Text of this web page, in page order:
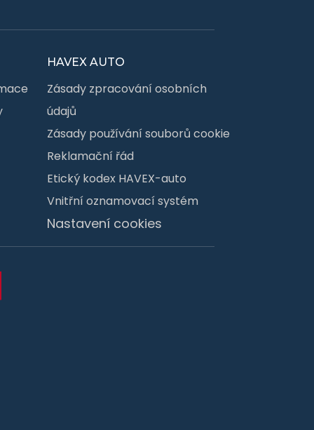
HAVEX AUTO
Zásady zpracování osobních
údajů
Zásady používání souborů cookie
Reklamační řád
Etický kodex HAVEX-auto
Vnitřní oznamovací systém
Nastavení cookies